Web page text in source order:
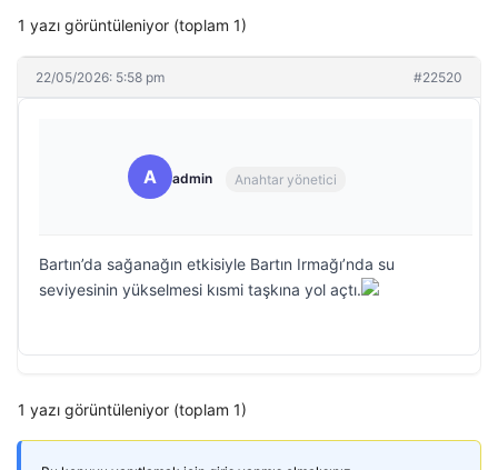
1 yazı görüntüleniyor (toplam 1)
22/05/2026: 5:58 pm #22520
A admin Anahtar yönetici
Bartın’da sağanağın etkisiyle Bartın Irmağı’nda su
seviyesinin yükselmesi kısmi taşkına yol açtı.
1 yazı görüntüleniyor (toplam 1)